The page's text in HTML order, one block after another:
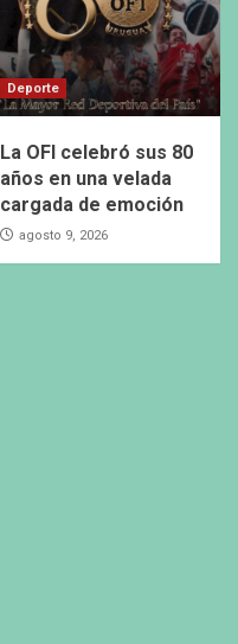
Deporte
La OFI celebró sus 80
años en una velada
cargada de emoción
agosto 9, 2026